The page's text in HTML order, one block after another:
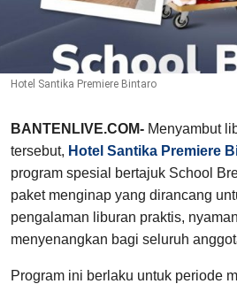
Hotel Santika Premiere Bintaro
BANTENLIVE.COM- Menyambut
tersebut, Hotel Santika Premiere
program spesial bertajuk School
paket menginap yang dirancang
pengalaman liburan praktis,
menyenangkan bagi seluruh
Program ini berlaku untuk periode